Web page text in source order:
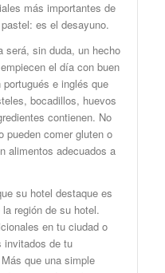
más importantes de
es el desayuno.
será, sin duda, un hecho
el día con buen
e inglés que
bocadillos, huevos
contienen. No
pueden comer gluten o
alimentos adecuados a
su hotel destaque es
región de su hotel.
en tu ciudad o
invitados de tu
que una simple